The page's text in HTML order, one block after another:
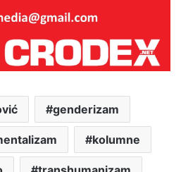
genderizam
kolumne